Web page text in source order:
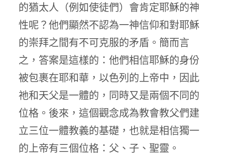
的猶太人（例如使徒們）會肯定耶穌的神
性呢？他們顯然不認為一神信仰和對耶穌
的崇拜之間有不可克服的矛盾。簡而言
之，答案是這樣的：他們相信耶穌的身份
被包裹在耶和華，以色列的上帝中，因此
祂和天父是一體的，同時又是兩個不同的
位格。後來，這個觀念成為教會教父們建
立三位一體教義的基礎，也就是相信獨一
的上帝有三個位格：父、子、聖靈。